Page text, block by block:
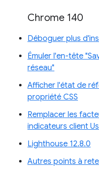
Chrome 140
Déboguer plus
Émuler l'en-tête
réseau"
Afficher l'état de
propriété CSS
Remplacer les
indicateurs client
Lighthouse 12.8.0
Autres points à